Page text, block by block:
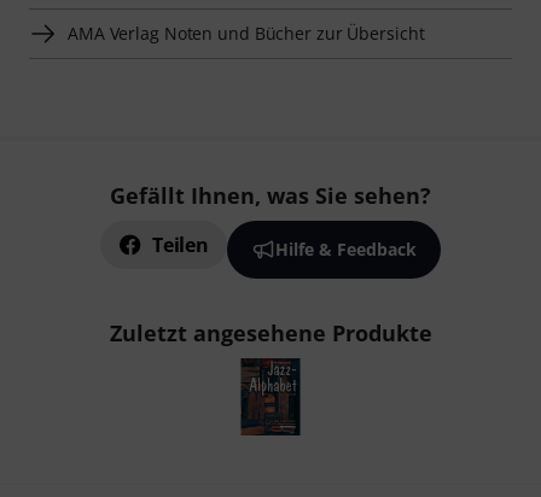
AMA Verlag Noten und Bücher zur Übersicht
Gefällt Ihnen, was Sie sehen?
Teilen Hilfe & Feedback
Zuletzt angesehene Produkte